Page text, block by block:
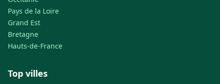
Pays de la Loire
Grand Est
Bretagne
Hauts-de-France
Top villes